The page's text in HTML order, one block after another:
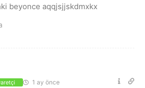
beyonce aqqjsjjskdmxkx
1 ay önce